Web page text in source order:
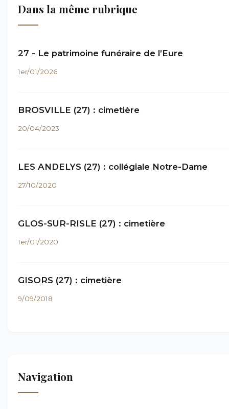
Dans la même rubrique
27 - Le patrimoine funéraire de l’Eure
1er/01/2026
BROSVILLE (27) : cimetière
20/04/2023
LES ANDELYS (27) : collégiale Notre-Dame
27/10/2020
GLOS-SUR-RISLE (27) : cimetière
1er/01/2020
GISORS (27) : cimetière
9/09/2018
Navigation